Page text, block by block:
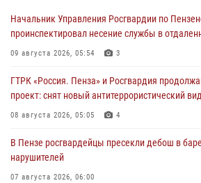
Начальник Управления Росгвардии по
проинспектировал несение службы в
09 августа 2026, 05:54 3
ГТРК «Россия. Пенза» и Росгвардия
проект: снят новый антитеррористический
08 августа 2026, 05:05 4
В Пензе росгвардейцы пресекли дебош в
нарушителей
07 августа 2026, 06:00